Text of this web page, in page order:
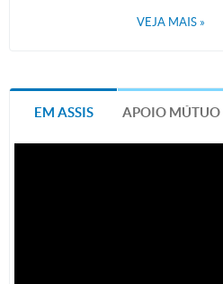
VEJA MAIS »
EM ASSIS APOIO MÚTUO